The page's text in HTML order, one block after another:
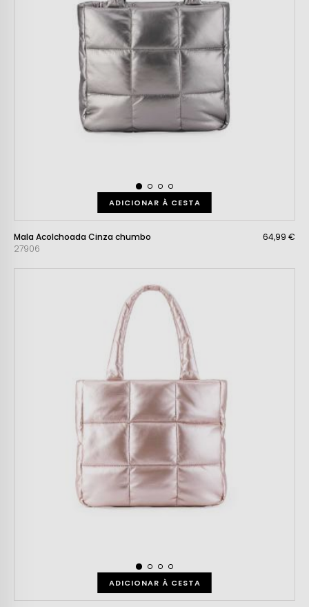
ADICIONAR À CESTA
Mala Acolchoada Cinza chumbo
27906
64,99 €
ADICIONAR À CESTA